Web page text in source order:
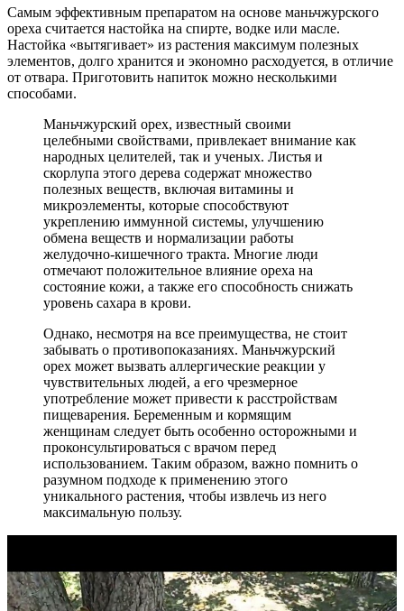
Самым эффективным препаратом на основе маньчжурского
ореха считается настойка на спирте, водке или масле.
Настойка «вытягивает» из растения максимум полезных
элементов, долго хранится и экономно расходуется, в отличие
от отвара. Приготовить напиток можно несколькими
способами.
Маньчжурский орех, известный своими
целебными свойствами, привлекает внимание как
народных целителей, так и ученых. Листья и
скорлупа этого дерева содержат множество
полезных веществ, включая витамины и
микроэлементы, которые способствуют
укреплению иммунной системы, улучшению
обмена веществ и нормализации работы
желудочно-кишечного тракта. Многие люди
отмечают положительное влияние ореха на
состояние кожи, а также его способность снижать
уровень сахара в крови.
Однако, несмотря на все преимущества, не стоит
забывать о противопоказаниях. Маньчжурский
орех может вызвать аллергические реакции у
чувствительных людей, а его чрезмерное
употребление может привести к расстройствам
пищеварения. Беременным и кормящим
женщинам следует быть особенно осторожными и
проконсультироваться с врачом перед
использованием. Таким образом, важно помнить о
разумном подходе к применению этого
уникального растения, чтобы извлечь из него
максимальную пользу.